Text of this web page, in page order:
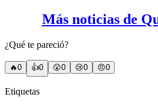
Más noticias de
¿Qué te pareció?
🔥0 👍0 😲0 😢0 😠0
Etiquetas